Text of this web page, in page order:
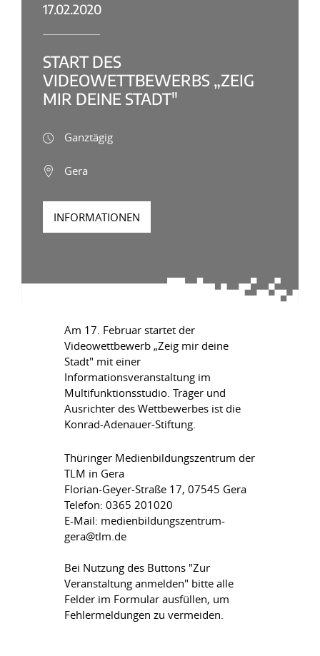
17.02.2020
START DES
VIDEOWETTBEWERBS „ZEIG
MIR DEINE STADT"
Ganztägig
Gera
INFORMATIONEN
Am 17. Februar startet der
Videowettbewerb „Zeig mir deine
Stadt" mit einer
Informationsveranstaltung im
Multifunktionsstudio. Träger und
Ausrichter des Wettbewerbes ist die
Konrad-Adenauer-Stiftung.
Thüringer Medienbildungszentrum der
TLM in Gera
Florian-Geyer-Straße 17, 07545 Gera
Telefon: 0365 201020
E-Mail: medienbildungszentrum-
gera@tlm.de
Bei Nutzung des Buttons "Zur
Veranstaltung anmelden" bitte alle
Felder im Formular ausfüllen, um
Fehlermeldungen zu vermeiden.